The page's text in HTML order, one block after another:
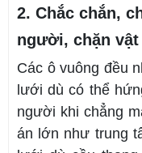
2. Chắc chắn,
người, chặn
Các ô vuông đều
lưới dù có thể
người khi chẳng
án lớn như trung